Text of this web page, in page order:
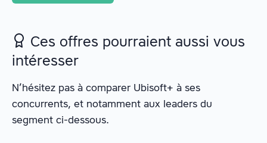
Ces offres pourraient aussi vous
intéresser
N’hésitez pas à comparer Ubisoft+ à ses
concurrents, et notamment aux leaders du
segment ci-dessous.